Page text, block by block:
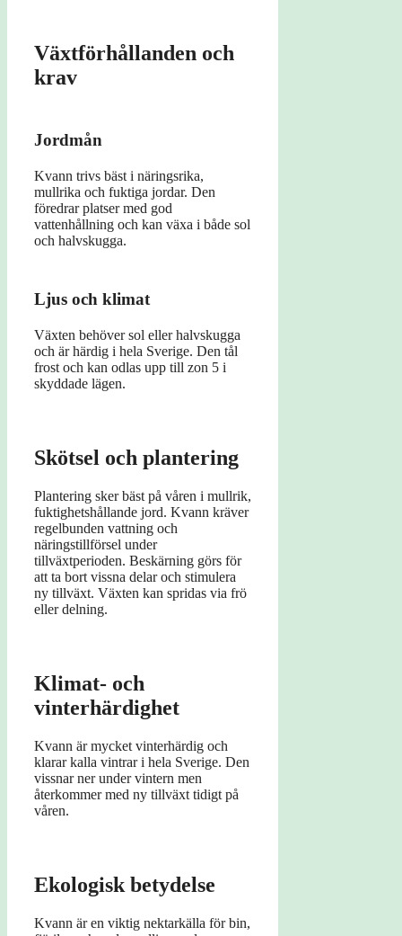
Växtförhållanden och
krav
Jordmån
Kvann trivs bäst i näringsrika,
mullrika och fuktiga jordar. Den
föredrar platser med god
vattenhållning och kan växa i både sol
och halvskugga.
Ljus och klimat
Växten behöver sol eller halvskugga
och är härdig i hela Sverige. Den tål
frost och kan odlas upp till zon 5 i
skyddade lägen.
Skötsel och plantering
Plantering sker bäst på våren i mullrik,
fuktighetshållande jord. Kvann kräver
regelbunden vattning och
näringstillförsel under
tillväxtperioden. Beskärning görs för
att ta bort vissna delar och stimulera
ny tillväxt. Växten kan spridas via frö
eller delning.
Klimat- och
vinterhärdighet
Kvann är mycket vinterhärdig och
klarar kalla vintrar i hela Sverige. Den
vissnar ner under vintern men
återkommer med ny tillväxt tidigt på
våren.
Ekologisk betydelse
Kvann är en viktig nektarkälla för bin,